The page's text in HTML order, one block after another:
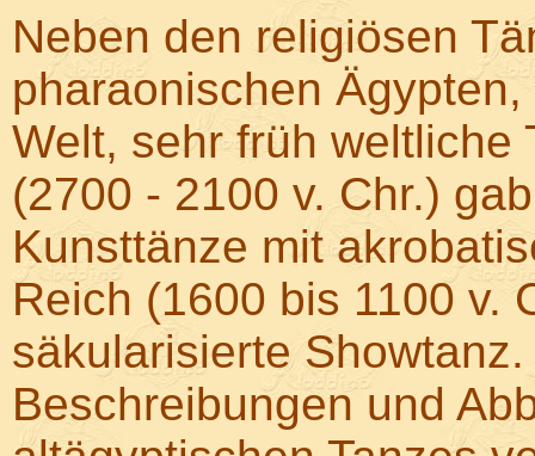
Neben den religiösen
pharaonischen
Welt, sehr früh weltliche
(2700 - 2100 v. Chr.)
Kunsttänze mit
Reich (1600 bis 1100 v.
säkularisierte
Beschreibungen und